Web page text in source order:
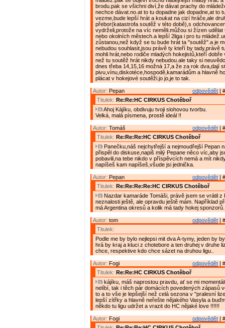
brodu.pak se všichni diví,že dávat prachy do
nechce dávat.no.at to tu dopadne jak dopadne,at to
vezme,bude lepší hrát a koukat na cizí hráče,ale
přebor(katastrofa soutěž v této době),s
vydrželi,protože na víc neměli.můžou si žízen udělat
nebo okolních městech.a lepší 2liga i pro tu
zůstanou,než když se tu bude hrát ta "soutěž".a je
nebudou souhlasit,jsou právě ty kteří by tady,právě
mohli hrát,nebo rodiče mladých hokejistů,kteří
než tu soutěž hrát nikdy nebudou.ale taky si
dnes třeba 14,15,16 možná 17,a že za rok dva,dají
pivu,vínu,diskotéce,hospodě,kamarádům a hlavně
plácat v hokejové soutěži.jo jo,je to tak.
odpovědět |
Autor: Pepan
Titulek: Re:Re:HC CIRKUS Chotěboř
Ahoj Kájíku, obdivuju tvoji slohovou tvorbu.
Velká, malá písmena, prostě ideál !!
odpovědět |
Autor: Tomáš
Titulek: Re:Re:Re:HC CIRKUS Chotěboř
Panečku,náš nejchytřejší a nejmoudřejší Pepan
přispěl do diskuse,napiš milý Pepane něco víc,aby
pobavili,na tebe nikdo v příspěvcích nemá a mít
napíšeš kam napíšeš,všude jsi jednička.
odpovědět |
Autor: Pepan
Titulek: Re:Re:Re:Re:HC CIRKUS Chotěboř
Nazdar kamaráde Tomáši, právě jsem se vrátil z
neznalosti ještě, ale opravdu ještě mám. Například
má Argentina okresů a kolik má tady hokej
odpovědět |
Autor: tom
Titulek:
Podle me by bylo nejlepsi mit dva A-tymy, jeden by
hrá by kraj a kluci z chotebore a ten druhej v druhe
chce, respektive kdo chce sázet na druhou ligu..
odpovědět |
Autor: Fogi
Titulek: Re:Re:HC CIRKUS Chotěboř
kájíku, máš naprostou pravdu, ať se mi
nelíbí, tak i těch pár domácích povedených zápasů
to a to vše je lepšejší než celá sezona v "pralesní
lepší zítřky a hlavně neřešte nějakého Vasyla a
někdo tu ligu udržet a vrazit do HC nějaké love !!!!!!
odpovědět |
Autor: Fogi